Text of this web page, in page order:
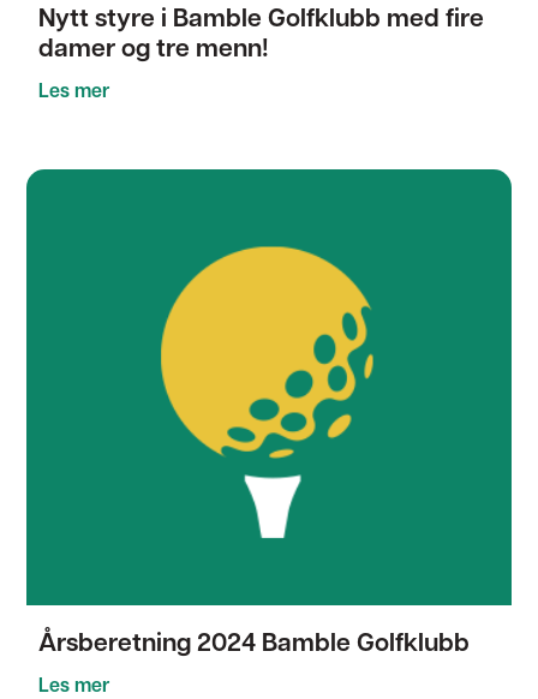
Nytt styre i Bamble Golfklubb med fire
damer og tre menn!
Les mer
Årsberetning 2024 Bamble Golfklubb
Les mer